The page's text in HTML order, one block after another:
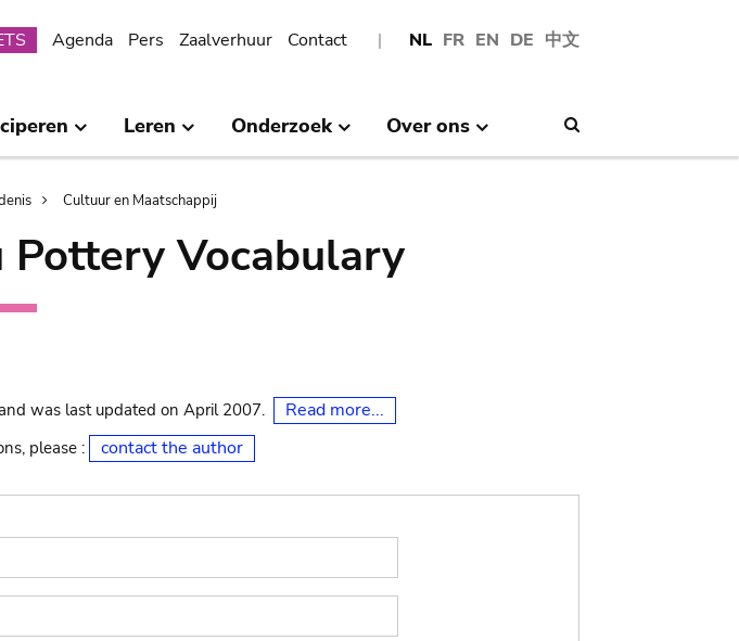
NL FR EN DE 中文
Agenda Pers Zaalverhuur Contact
Leren Onderzoek Over ons
Cultuur en Maatschappij
Vocabulary
was last updated on April 2007. Read more...
please : contact the author